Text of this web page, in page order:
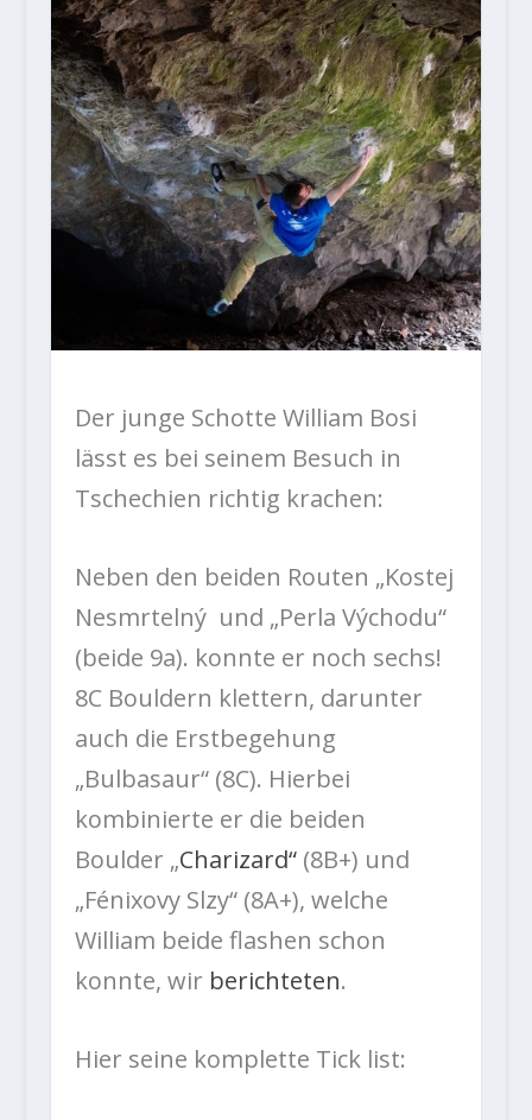
Der junge Schotte William Bosi
lässt es bei seinem Besuch in
Tschechien richtig krachen:
Neben den beiden Routen „Kostej
Nesmrtelný und „Perla Východu“
(beide 9a). konnte er noch sechs!
8C Bouldern klettern, darunter
auch die Erstbegehung
„Bulbasaur“ (8C). Hierbei
kombinierte er die beiden
Boulder „Charizard“(8B+) und
„Fénixovy Slzy“ (8A+), welche
William beide flashen schon
konnte, wir berichteten.
Hier seine komplette Tick list: